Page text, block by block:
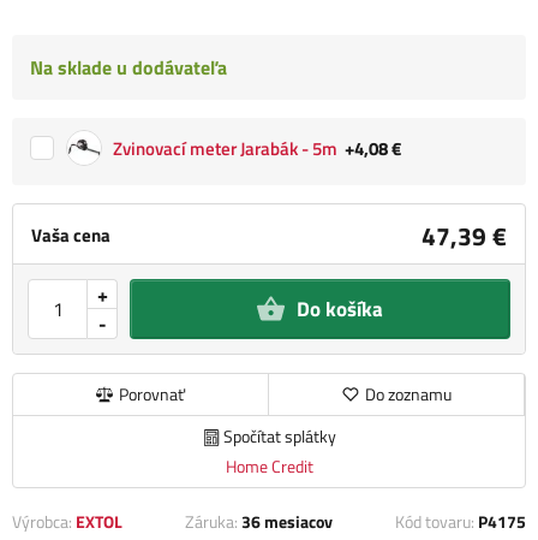
Vaša cena 47,39 €
-
+ Do košíka
Porovnať
Do zoznamu
Spočítat splátky
Home Credit
Na sklade u dodávateľa
Zvinovací meter Jarabák - 5m +4,08 €
Výrobca: EXTOL
Záruka:36 mesiacov Kód tovaru: P4175